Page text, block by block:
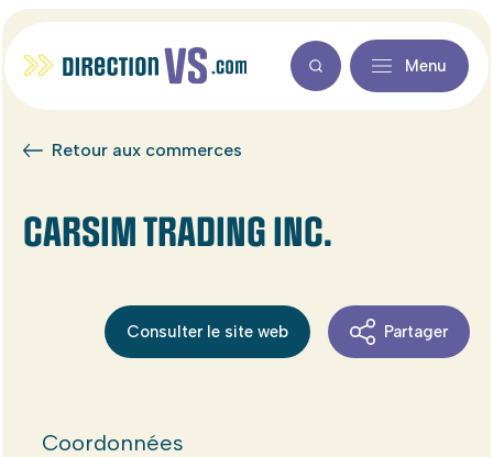
Menu
Retour aux commerces
CARSIM TRADING INC.
Consulter le site web Partager
Coordonnées